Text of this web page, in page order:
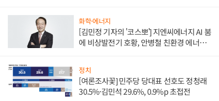
화학·에너지
[김민정 기자의 '코스뽀'] 지엔씨에너지 AI 붐
에 비상발전기 호황, 안병철 친환경 에너지
정치
[여론조사꽃] 민주당 당대표 선호도 정청래
30.5%·김민석 29.6%, 0.9%p 초접전